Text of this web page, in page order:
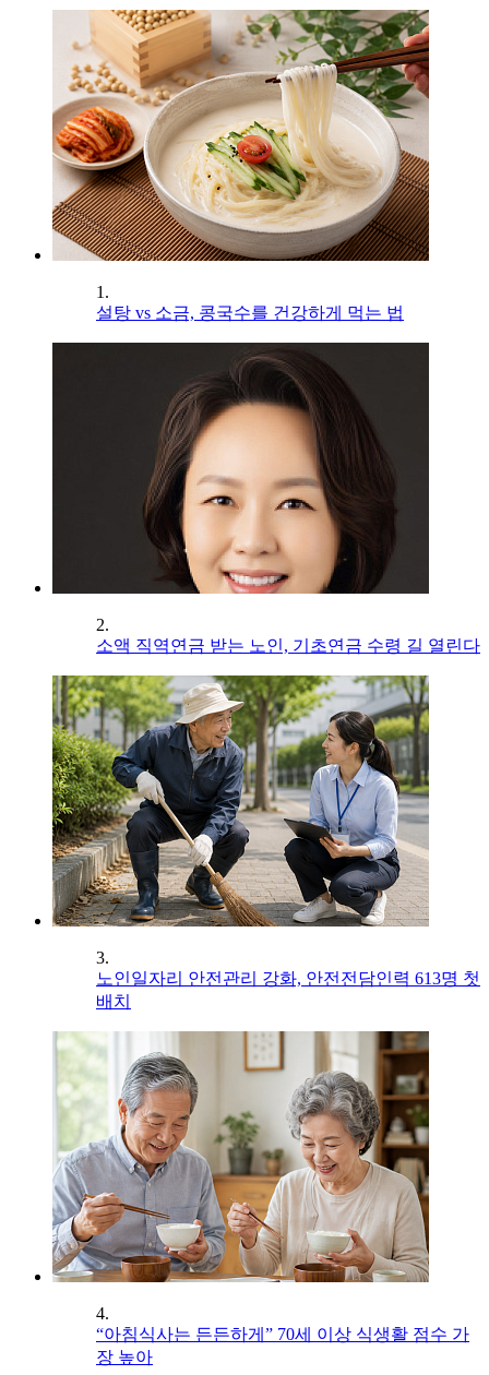
1.
설탕 vs 소금, 콩국수를 건강하게 먹는 법
2.
소액 직역연금 받는 노인, 기초연금 수령 길 열린다
3.
노인일자리 안전관리 강화, 안전전담인력 613명 첫
배치
4.
“아침식사는 든든하게” 70세 이상 식생활 점수 가
장 높아